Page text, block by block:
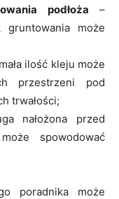
podłoża –
gruntowania może
ilość kleju może
przestrzeni pod
trwałości;
nałożona przed
spowodować
poradnika może